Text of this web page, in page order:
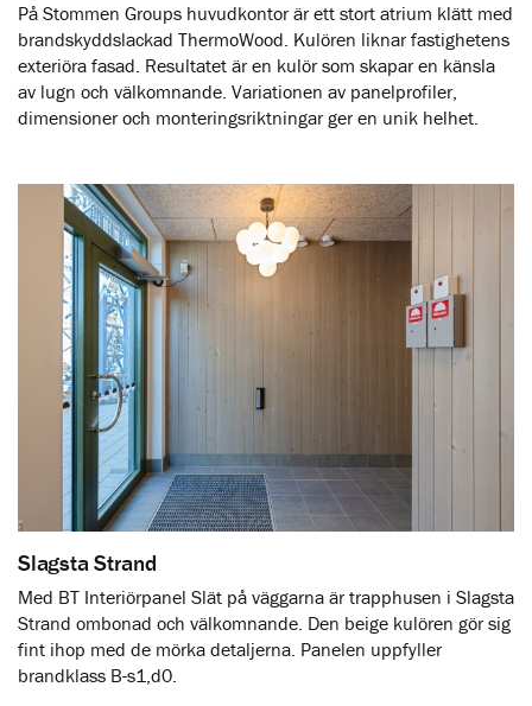
På Stommen Groups huvudkontor är ett stort atrium klätt med
brandskyddslackad ThermoWood. Kulören liknar fastighetens
exteriöra fasad. Resultatet är en kulör som skapar en känsla
av lugn och välkomnande. Variationen av panelprofiler,
dimensioner och monteringsriktningar ger en unik helhet.
Slagsta Strand
Med BT Interiörpanel Slät på väggarna är trapphusen i Slagsta
Strand ombonad och välkomnande. Den beige kulören gör sig
fint ihop med de mörka detaljerna. Panelen uppfyller
brandklass B-s1,d0.